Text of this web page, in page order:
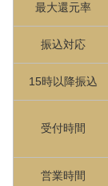
最大還元率
振込対応
15時以降振込
受付時間
営業時間